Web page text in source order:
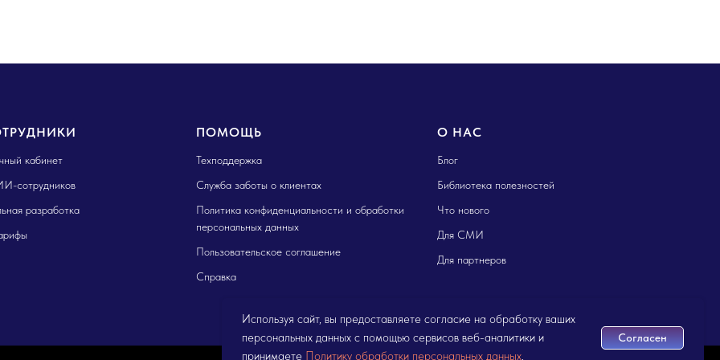
кабинет
сотрудников
разработка
ПОМОЩЬ
Техподдержка
Служба заботы о клиентах
Политика конфиденциальности и обработки
персональных данных
Пользовательское соглашение
Справка
О НАС
Блог
Библиотека полезностей
Что нового
Для СМИ
Для партнеров
Используя сайт, вы предоставляете согласие на обработку ваших
персональных данных с помощью сервисов веб-аналитики и
принимаете Политику обработки персональных данных.
Согласен